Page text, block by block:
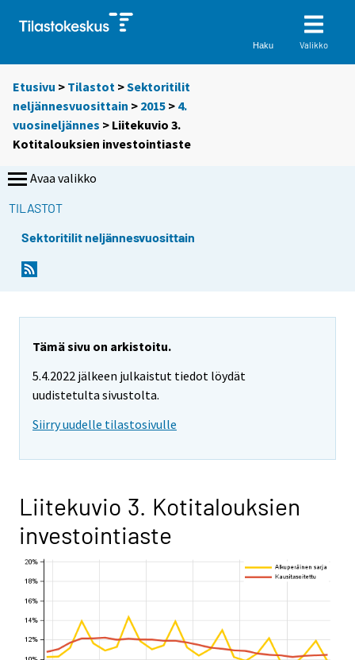
Haku Valikko
Etusivu > Tilastot >Sektoritilit
neljännesvuosittain > 2015 > 4.
vuosineljännes > Liitekuvio 3.
Kotitalouksien investointiaste
Avaa valikko
TILASTOT
Sektoritilit neljännesvuosittain
Tämä sivu on arkistoitu.
5.4.2022 jälkeen julkaistut tiedot löydät
uudistetulta sivustolta.
Siirry uudelle tilastosivulle
Liitekuvio 3. Kotitalouksien
investointiaste